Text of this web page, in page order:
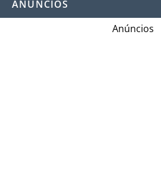
ANÚNCIOS
Anúncios